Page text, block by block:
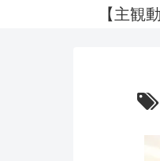
【主